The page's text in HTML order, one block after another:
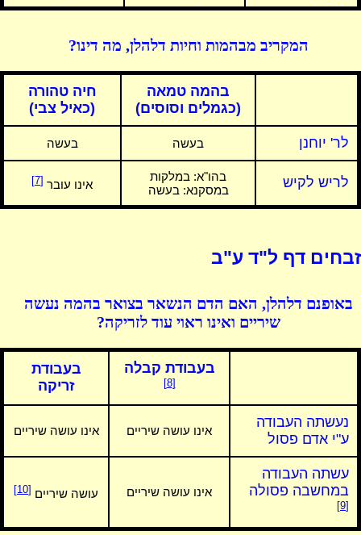
המקריב מבהמות וחיות דלהלן, מה דינו?
בהמה טמאה
(כגמלים וסוסים)
חיה טהורה
(כאיל צבי)
לר' יוחנן בעשה בעשה
לריש לקיש בהו"א: במלקות
במסקנא: בעשה
אינו עובר [7]
זבחים דף ל"ד ע"ב
באופנם דלהלן, האם הדם הנשאר בצואר בהמה נעשה
שיריים ואינו ראוי עוד לזריקה?
בעבודת קבלה
[8]
בעבודת
זריקה
נעשתה העבודה
ע"י אדם פסול
אינו עושה שיריים אינו עושה שיריים
עשתה העבודה
במחשבה פסולה
[9]
אינו עושה שיריים עושה שיריים [10]